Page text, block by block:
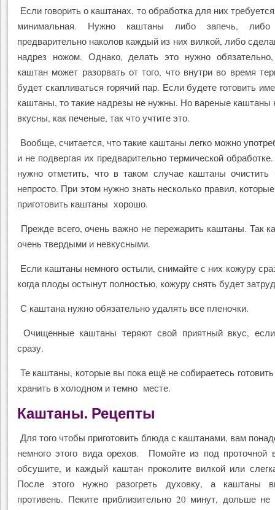
Если говорить о каштанах, то обработка для них
минимальная. Нужно каштаны либо запечь, либо
предварительно наколов каждый из них вилкой, либо
надрез ножом. Однако, делать это нужно
каштан может разорвать от того, что внутри во время
будет скапливаться горячий пар. Если будете готовить
каштаны, то такие надрезы не нужны. Но вареные каштаны
вкусны, как печеные, так что учтите это.
Вообще, считается, что такие каштаны легко можно
и не подвергая их предварительно термической
нужно отметить, что в таком случае каштаны очистить
непросто. При этом нужно знать несколько правил,
приготовить каштаны хорошо.
Прежде всего, очень важно не пережарить каштаны. Так
очень твердыми и невкусными.
Если каштаны немного остыли, снимайте с них кожуру
когда плоды остынут полностью, кожуру снять будет
С каштана нужно обязательно удалять все пленочки.
Очищенные каштаны теряют свой приятный вкус,
сразу.
Те каштаны, которые вы пока ещё не собираетесь
хранить в холодном и темно месте.
Каштаны. Рецепты
Для того чтобы приготовить блюда с каштанами, вам
немного этого вида орехов. Помойте из под проточной
обсушите, и каждый каштан проколите вилкой или
После этого нужно разогреть духовку, а каштаны
противень. Пеките приблизительно 20 минут, дольше